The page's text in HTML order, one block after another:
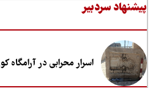
سردبیر
اسرار محرابی در آرامگاه کوروش